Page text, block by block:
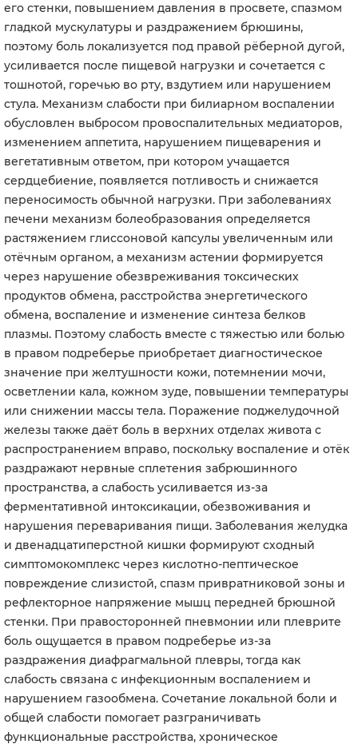
его стенки, повышением давления в просвете, спазмом
гладкой мускулатуры и раздражением брюшины,
поэтому боль локализуется под правой рёберной дугой,
усиливается после пищевой нагрузки и сочетается с
тошнотой, горечью во рту, вздутием или нарушением
стула. Механизм слабости при билиарном воспалении
обусловлен выбросом провоспалительных медиаторов,
изменением аппетита, нарушением пищеварения и
вегетативным ответом, при котором учащается
сердцебиение, появляется потливость и снижается
переносимость обычной нагрузки. При заболеваниях
печени механизм болеобразования определяется
растяжением глиссоновой капсулы увеличенным или
отёчным органом, а механизм астении формируется
через нарушение обезвреживания токсических
продуктов обмена, расстройства энергетического
обмена, воспаление и изменение синтеза белков
плазмы. Поэтому слабость вместе с тяжестью или болью
в правом подреберье приобретает диагностическое
значение при желтушности кожи, потемнении мочи,
осветлении кала, кожном зуде, повышении температуры
или снижении массы тела. Поражение поджелудочной
железы также даёт боль в верхних отделах живота с
распространением вправо, поскольку воспаление и отёк
раздражают нервные сплетения забрюшинного
пространства, а слабость усиливается из-за
ферментативной интоксикации, обезвоживания и
нарушения переваривания пищи. Заболевания желудка
и двенадцатиперстной кишки формируют сходный
симптомокомплекс через кислотно-пептическое
повреждение слизистой, спазм привратниковой зоны и
рефлекторное напряжение мышц передней брюшной
стенки. При правосторонней пневмонии или плеврите
боль ощущается в правом подреберье из-за
раздражения диафрагмальной плевры, тогда как
слабость связана с инфекционным воспалением и
нарушением газообмена. Сочетание локальной боли и
общей слабости помогает разграничивать
функциональные расстройства, хроническое